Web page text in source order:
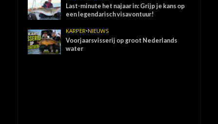
Last-minute het najaar in: Grijp je kans op
een legendarisch visavontuur!
KARPER•NIEUWS
Voorjaarsvisserij op groot Nederlands
water